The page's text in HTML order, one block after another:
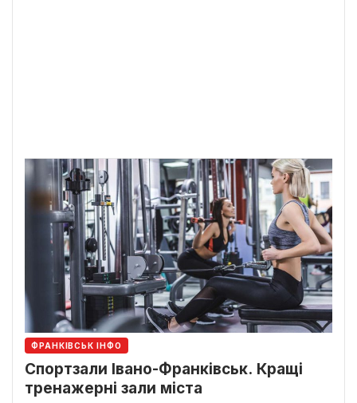
ФРАНКІВСЬК ІНФО
Спортзали Івано-Франківськ. Кращі
тренажерні зали міста